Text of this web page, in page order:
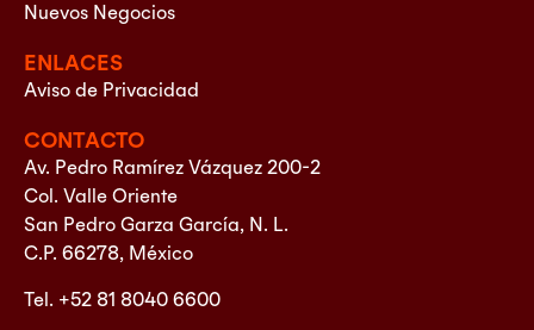
Nuevos Negocios
ENLACES
Aviso de Privacidad
CONTACTO
Av. Pedro Ramírez Vázquez 200-2
Col. Valle Oriente
San Pedro Garza García, N. L.
C.P. 66278, México
Tel. +52 81 8040 6600